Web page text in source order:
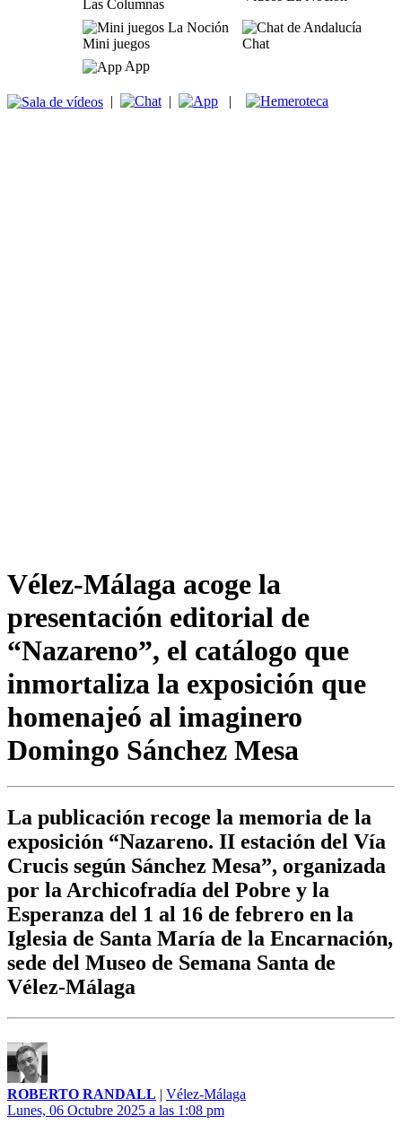
Las Columnas
Mini juegos
Chat
App
| | |
Vélez-Málaga acoge la
presentación editorial de
“Nazareno”, el catálogo que
inmortaliza la exposición que
homenajeó al imaginero
Domingo Sánchez Mesa
La publicación recoge la memoria de la
exposición “Nazareno. II estación del Vía
Crucis según Sánchez Mesa”, organizada
por la Archicofradía del Pobre y la
Esperanza del 1 al 16 de febrero en la
Iglesia de Santa María de la Encarnación,
sede del Museo de Semana Santa de
Vélez-Málaga
ROBERTO RANDALL | Vélez-Málaga
Lunes, 06 Octubre 2025 a las 1:08 pm